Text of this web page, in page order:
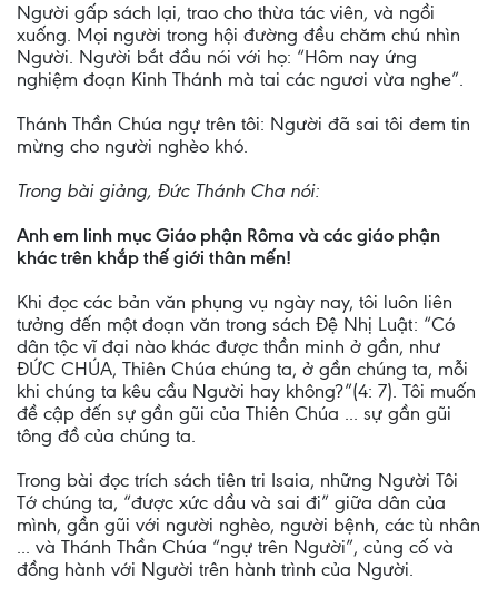
Người gấp sách lại, trao cho thừa tác viên, và ngồi
xuống. Mọi người trong hội đường đều chăm chú nhìn
Người. Người bắt đầu nói với họ: “Hôm nay ứng
nghiệm đoạn Kinh Thánh mà tai các ngươi vừa nghe”.
Thánh Thần Chúa ngự trên tôi: Người đã sai tôi đem tin
mừng cho người nghèo khó.
Trong bài giảng, Đức Thánh Cha nói:
Anh em linh mục Giáo phận Rôma và các giáo phận
khác trên khắp thế giới thân mến!
Khi đọc các bản văn phụng vụ ngày nay, tôi luôn liên
tưởng đến một đoạn văn trong sách Đệ Nhị Luật: “Có
dân tộc vĩ đại nào khác được thần minh ở gần, như
ĐỨC CHÚA, Thiên Chúa chúng ta, ở gần chúng ta, mỗi
khi chúng ta kêu cầu Người hay không?”(4: 7). Tôi muốn
đề cập đến sự gần gũi của Thiên Chúa ... sự gần gũi
tông đồ của chúng ta.
Trong bài đọc trích sách tiên tri Isaia, những Người Tôi
Tớ chúng ta, “được xức dầu và sai đi” giữa dân của
mình, gần gũi với người nghèo, người bệnh, các tù nhân
... và Thánh Thần Chúa “ngự trên Người”, củng cố và
đồng hành với Người trên hành trình của Người.